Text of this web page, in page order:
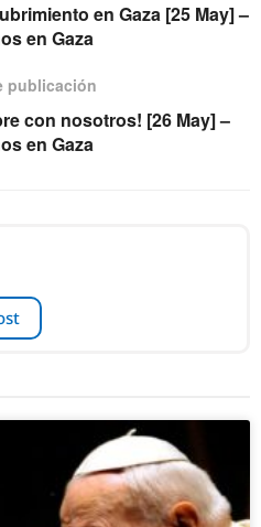
en Gaza [25 May] –
en Gaza
publicación
con nosotros! [26 May] –
en Gaza